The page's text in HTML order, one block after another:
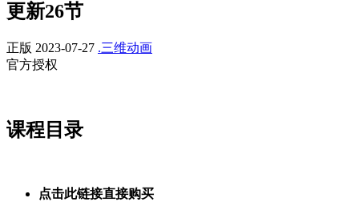
更新26节
正版 2023-07-27 .三维动画
官方授权
课程目录
点击此链接直接购买